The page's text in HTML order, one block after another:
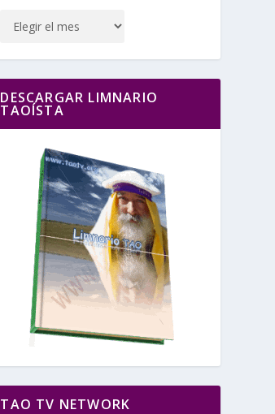
DESCARGAR LIMNARIO
TAOÍSTA
TAO TV NETWORK